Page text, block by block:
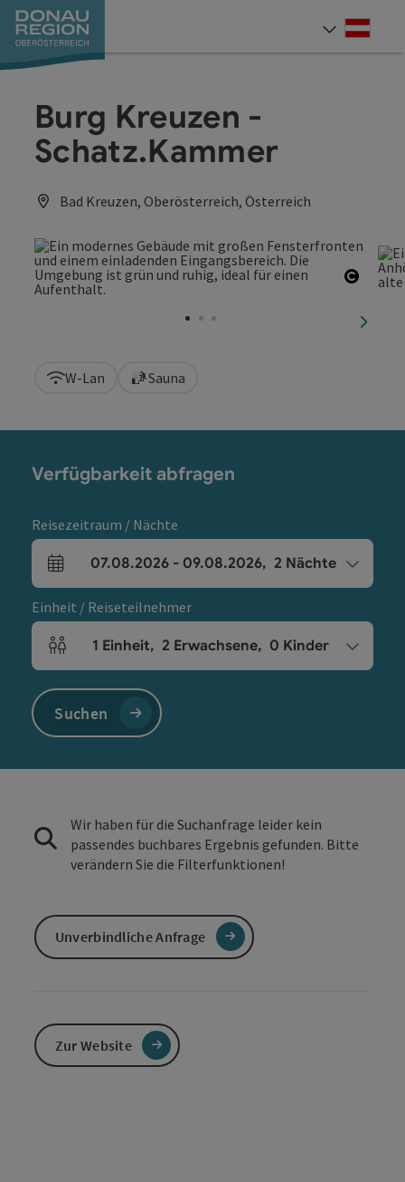
Zum Inhalt
Zur Navigation
Zum Seitenanfang
Zur Kontaktseite
Zum Impressum
Zur Startseite
Burg Kreuzen -
Schatz.Kammer
Bad Kreuzen, Oberösterreich, Österreich
W-Lan Sauna
Verfügbarkeit abfragen
Reisezeitraum / Nächte
An- und Abreisefelder
07.08.2026 - 09.08.2026, 2 Nächte
Einheit / Reiseteilnehmer
Einheitenanzahl und Personenfelder
1 Einheit, 2 Erwachsene, 0 Kinder
Suchen
Wir haben für die Suchanfrage leider kein
passendes buchbares Ergebnis gefunden. Bitte
verändern Sie die Filterfunktionen!
Unverbindliche Anfrage
Zur Website